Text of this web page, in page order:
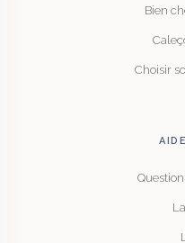
Bien
Choisir